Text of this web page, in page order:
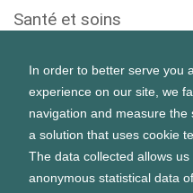
In order to better serve you
experience on our site, we
navigation and measure the
a solution that uses cookie
The data collected allows
anonymous statistical data
Santé et soins
Droits et démarches
Habitat
Formation et vie